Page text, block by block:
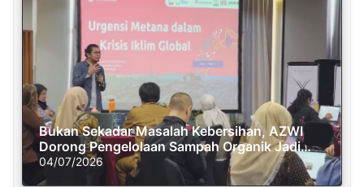
Bukan Sekadar Masalah Kebersihan, AZWI
Dorong Pengelolaan Sampah Organik Jadi
Solusi Krisis Iklim
04/07/2026